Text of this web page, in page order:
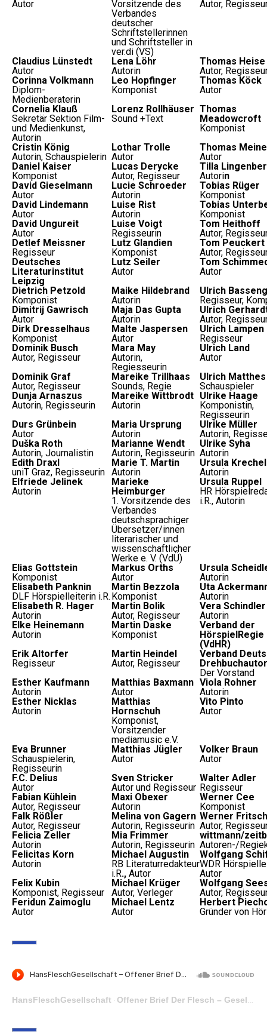
Autor
Vorsitzende des
Verbandes
deutscher
Schriftstellerinnen
und Schriftsteller in
ver.di (VS)
Autor,
Claudius Lünstedt
Autor
Lena Löhr
Autorin
Thomas Heise
Autor,
Corinna Volkmann
Diplom-
Medienberaterin
Leo Hopfinger
Komponist
Thomas Köck
Autor
Cornelia Klauß
Sekretär Sektion Film-
und Medienkunst,
Autorin
Lorenz Rollhäuser
Sound +Text
Thomas
Meadowcroft
Komponist
Cristin König
Autorin, Schauspielerin
Lothar Trolle
Autor
Thomas
Autor
Daniel Kaiser
Komponist
Lucas Derycke
Autor, Regisseur
Tilla
Autorin
David Gieselmann
Autor
Lucie Schroeder
Autorin
Tobias Rüger
Komponist
David Lindemann
Autor
Luise Rist
Autorin
Tobias
Komponist
David Ungureit
Autor
Luise Voigt
Regisseurin
Tom Heithoff
Autor,
Detlef Meissner
Regisseur
Lutz Glandien
Komponist
Tom Peuckert
Autor,
Deutsches
Literaturinstitut
Leipzig
Lutz Seiler
Autor
Tom
Autor
Dietrich Petzold
Komponist
Maike Hildebrand
Autorin
Ulrich
Regisseur,
Dimitrij Gawrisch
Autor
Maja Das Gupta
Autorin
Ulrich
Autor,
Dirk Dresselhaus
Komponist
Malte Jaspersen
Autor
Ulrich Lampen
Regisseur
Dominik Busch
Autor, Regisseur
Mara May
Autorin,
Regiesseurin
Ulrich Land
Autor
Dominik Graf
Autor, Regisseur
Mareike Trillhaas
Sounds, Regie
Ulrich Matthes
Schauspieler
Dunja Arnaszus
Autorin, Regisseurin
Mareike Wittbrodt
Autorin
Ulrike Haage
Komponistin,
Regisseurin
Durs Grünbein
Autor
Maria Ursprung
Autorin
Ulrike Müller
Autorin,
Duška Roth
Autorin, Journalistin
Marianne Wendt
Autorin, Regisseurin
Ulrike Syha
Autorin
Edith Draxl
uniT Graz, Regisseurin
Marie T. Martin
Autorin
Ursula Krechel
Autorin
Elfriede Jelinek
Autorin
Marieke
Heimburger
1. Vorsitzende des
Verbandes
deutschsprachiger
Übersetzer/innen
literarischer und
wissenschaftlicher
Werke e. V. (VdÜ)
Ursula Ruppel
HR
i.R., Autorin
Elias Gottstein
Komponist
Markus Orths
Autor
Ursula
Autorin
Elisabeth Panknin
DLF Hörspielleiterin i.R.
Martin Bezzola
Komponist
Uta
Autorin
Elisabeth R. Hager
Autorin
Martin Bolik
Autor, Regisseur
Vera Schindler
Autorin
Elke Heinemann
Autorin
Martin Daske
Komponist
Verband der
HörspielRegie
(VdHR)
Erik Altorfer
Regisseur
Martin Heindel
Autor, Regisseur
Verband
Der Vorstand
Esther Kaufmann
Autorin
Matthias Baxmann
Autor
Viola Rohner
Autorin
Esther Nicklas
Autorin
Matthias
Hornschuh
Komponist,
Vorsitzender
mediamusic e.V.
Vito Pinto
Autor
Eva Brunner
Schauspielerin,
Regisseurin
Matthias Jügler
Autor
Volker Braun
Autor
F.C. Delius
Autor
Sven Stricker
Autor und Regisseur
Walter Adler
Regisseur
Fabian Kühlein
Autor, Regisseur
Maxi Obexer
Autorin
Werner Cee
Komponist
Falk Rößler
Autor, Regisseur
Melina von Gagern
Autorin, Regisseurin
Werner Fritsch
Autor,
Felicia Zeller
Autorin
Mia Frimmer
Autorin, Regisseurin
wittmann/
Autoren-/
Felicitas Korn
Autorin
Michael Augustin
RB Literaturredakteur
i.R., Autor
Wolfgang
WDR
Autor
Felix Kubin
Komponist, Regisseur
Michael Krüger
Autor, Verleger
Wolfgang
Autor,
Feridun Zaimoglu
Autor
Michael Lentz
Autor
Herbert
Gründer von
HansFleschGesellschaft · Offener Brief Der Flesch – Gesellschaft